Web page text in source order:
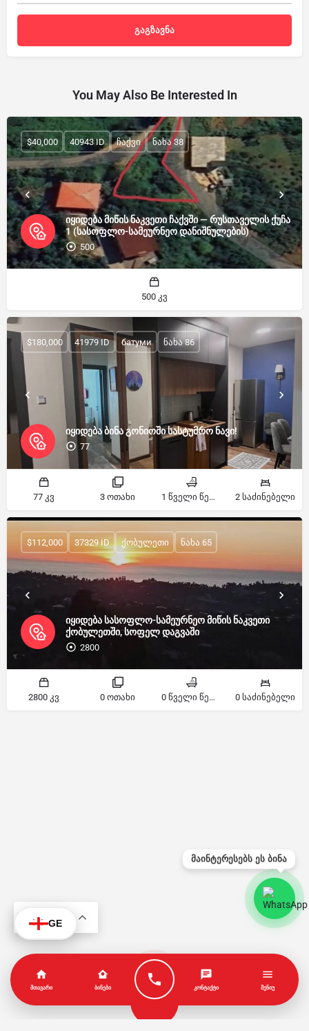
You May Also Be Interested In
იყიდება მიწის ნაკვეთი ჩაქვში — რუსთაველის ქუჩა
1 (სასოფლო-სამეურნეო დანიშნულების)
500
$40,000 40943 ID ჩაქვი ნახა 38
500 კვ
იყიდება ბინა გონიოში სასტუმრო ნავი!
77
$180,000 41979 ID батуми ნახა 86
77 კვ 3 ოთახი 1 წველი წერტილი 2 საძინებელი
იყიდება სასოფლო-სამეურნეო მიწის ნაკვეთი
ქობულეთში, სოფელ დაგვაში
2800
$112,000 37329 ID ქობულეთი ნახა 65
2800 კვ 0 ოთახი 0 წველი წერტილი 0 საძინებელი
GE
ᲛᲗᲐᲕᲐᲠᲘ ᲑᲘᲜᲔᲑᲘ ᲙᲝᲜᲢᲐᲥᲢᲘ ᲛᲔᲜᲘᲣ
KA
მაინტერესებს ეს ბინა